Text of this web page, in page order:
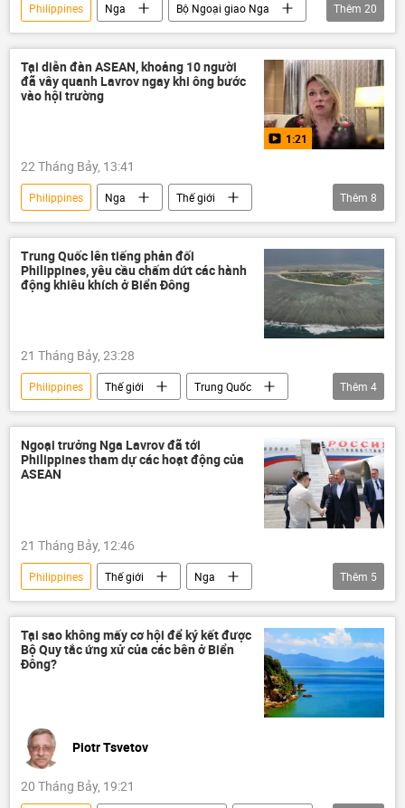
Philippines Nga
Bộ Ngoại giao Nga
Sergey Lavrov
ASEAN
Hoa Kỳ
Thế giới
Moskva
Iran
Xung đột Mỹ-Iran
eo biển Hormuz
Ả Rập Saudi
Biển Đen
Liên Hợp Quốc
Alaska
Video
Thêm 20
Tại diễn đàn ASEAN, khoảng 10 người
đã vây quanh Lavrov ngay khi ông bước
vào hội trường
1:21
22 Tháng Bảy, 13:41
Philippines Nga
Thế giới
ASEAN
Bộ Ngoại giao Nga
Sergey Lavrov
Maria Zakharova
Sputnik
Châu Âu
Đông Nam Á
Thêm 8
Trung Quốc lên tiếng phản đối
Philippines, yêu cầu chấm dứt các hành
động khiêu khích ở Biển Đông
21 Tháng Bảy, 23:28
Philippines Thế giới
Trung Quốc
Bộ Ngoại giao Trung Quốc
quan hệ quốc tế
tranh chấp
tranh chấp lãnh thổ
Thêm 4
Ngoại trưởng Nga Lavrov đã tới
Philippines tham dự các hoạt động của
ASEAN
21 Tháng Bảy, 12:46
Philippines Thế giới
Nga
Sergey Lavrov
ASEAN
Đông Nam Á
Multimedia Video
Thêm 5
Tại sao không mấy cơ hội để ký kết được
Bộ Quy tắc ứng xử của các bên ở Biển
Đông?
Piotr Tsvetov
20 Tháng Bảy, 19:21